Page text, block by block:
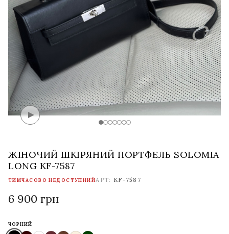
ЖІНОЧИЙ ШКІРЯНИЙ ПОРТФЕЛЬ SOLOMIA
LONG KF-7587
ТИМЧАСОВО НЕДОСТУПНИЙАРТ: KF-7587
6 900 грн
ЧОРНИЙ